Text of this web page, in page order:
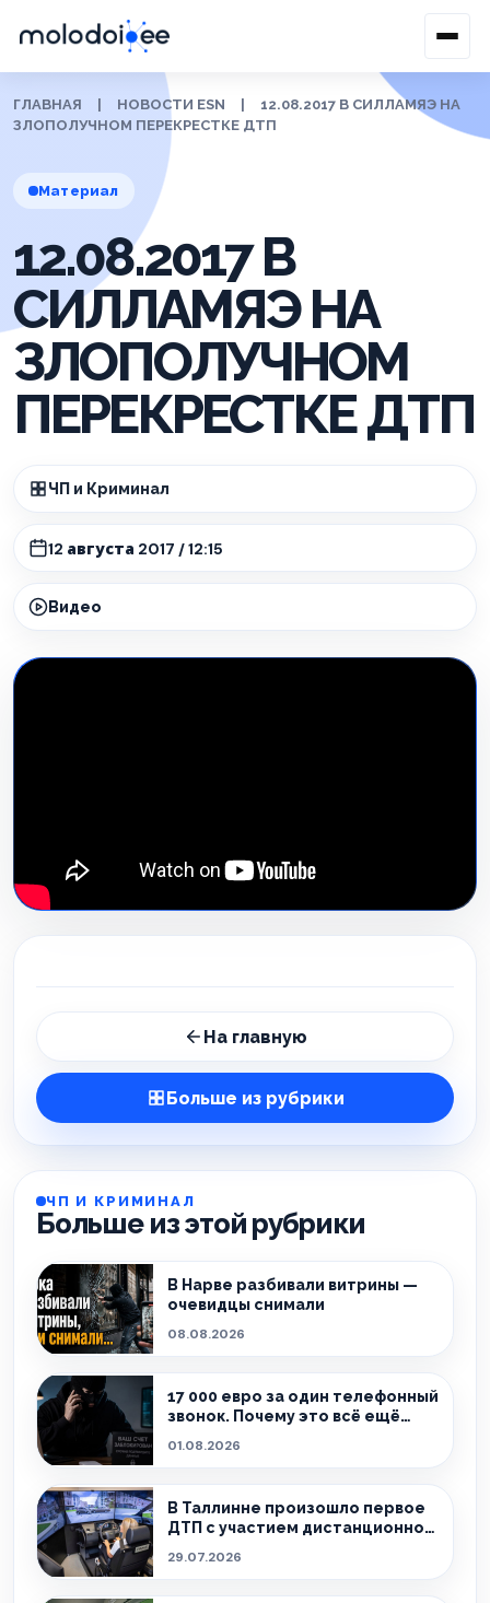
ГЛАВНАЯ НОВОСТИ ESN
12.08.2017 В СИЛЛАМЯЭ НА
ЗЛОПОЛУЧНОМ ПЕРЕКРЕСТКЕ ДТП
Материал
12.08.2017 В
СИЛЛАМЯЭ НА
ЗЛОПОЛУЧНОМ
ПЕРЕКРЕСТКЕ ДТП
ЧП и Криминал
12 августа 2017 / 12:15
Видео
На главную
Больше из рубрики
ЧП И КРИМИНАЛ
Больше из этой рубрики
В Нарве разбивали витрины —
очевидцы снимали
08.08.2026
17 000 евро за один телефонный
звонок. Почему это всё ещё
01.08.2026
В Таллинне произошло первое
ДТП с участием дистанционно
29.07.2026